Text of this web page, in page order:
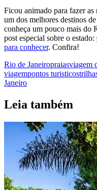
Ficou animado para fazer as
um dos melhores destinos
conheça um pouco mais do
post especial sobre o estado:
para conhecer. Confira!
Rio de Janeiropraiasviagem
viagempontos turisticos
Janeiro
Leia também